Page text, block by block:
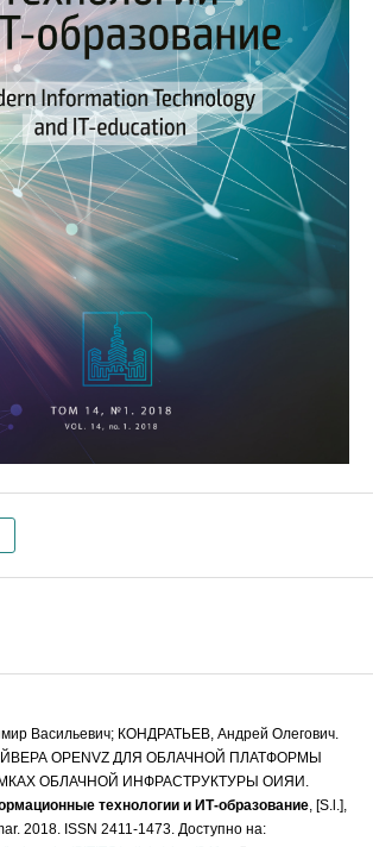
Васильевич; КОНДРАТЬЕВ, Андрей Олегович.
OPENVZ ДЛЯ ОБЛАЧНОЙ ПЛАТФОРМЫ
ОБЛАЧНОЙ ИНФРАСТРУКТУРЫ ОИЯИ.
технологии и ИТ-образование , [S.l.],
2018. ISSN 2411-1473. Доступно на: